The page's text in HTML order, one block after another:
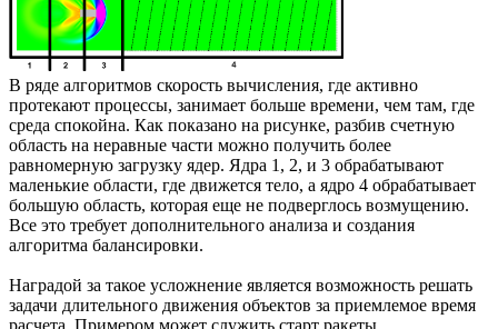
В ряде алгоритмов скорость вычисления, где активно
протекают процессы, занимает больше времени, чем там, где
среда спокойна. Как показано на рисунке, разбив счетную
область на неравные части можно получить более
равномерную загрузку ядер. Ядра 1, 2, и 3 обрабатывают
маленькие области, где движется тело, а ядро 4 обрабатывает
большую область, которая еще не подверглось возмущению.
Все это требует дополнительного анализа и создания
алгоритма балансировки.
Наградой за такое усложнение является возможность решать
задачи длительного движения объектов за приемлемое время